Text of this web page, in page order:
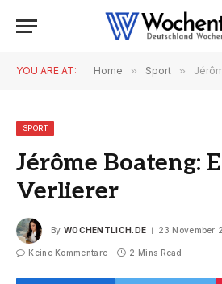
YOU ARE AT: Home » Sport »
SPORT
Jérôme Boateng:
Verlierer
By WOCHENTLICH.DE 23 November
Keine Kommentare 2 Mins Read